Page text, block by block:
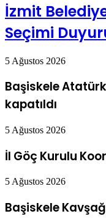
İzmit
Seçimi
5 Ağustos 2026
Başiskele
kapatıldı
5 Ağustos 2026
İl Göç Kurulu
5 Ağustos 2026
Başiskele